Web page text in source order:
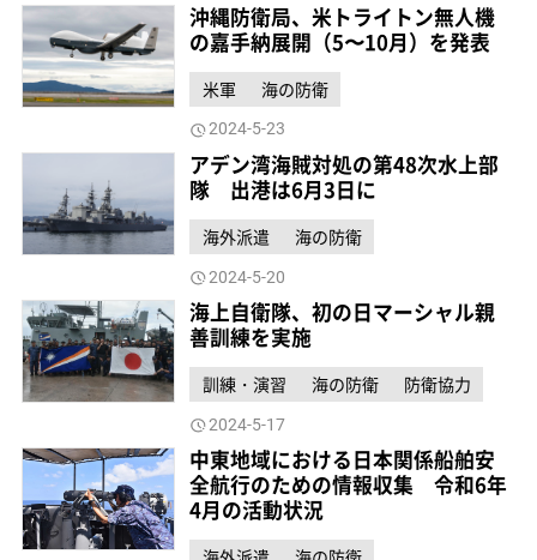
沖縄防衛局、米トライトン無人機
の嘉手納展開（5〜10月）を発表
米軍 海の防衛
2024-5-23
アデン湾海賊対処の第48次水上部
隊 出港は6月3日に
海外派遣 海の防衛
2024-5-20
海上自衛隊、初の日マーシャル親
善訓練を実施
訓練・演習 海の防衛 防衛協力
2024-5-17
中東地域における日本関係船舶安
全航行のための情報収集 令和6年
4月の活動状況